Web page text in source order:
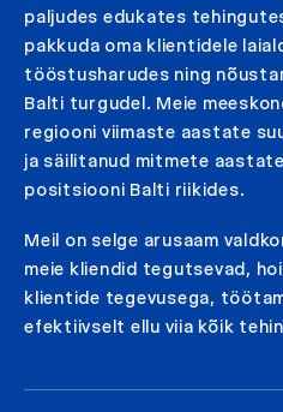
paljudes edukates
pakkuda oma klientidele
tööstusharudes ning
Balti turgudel. Meie
regiooni viimaste aastate
ja säilitanud mitmete
positsiooni Balti riikides.
Meil on selge arusaam
meie kliendid tegutsevad,
klientide tegevusega,
efektiivselt ellu viia kõik